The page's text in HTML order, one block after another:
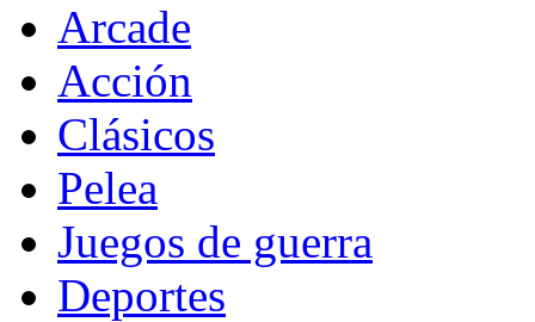
Arcade
Acción
Clásicos
Pelea
Juegos de guerra
Deportes